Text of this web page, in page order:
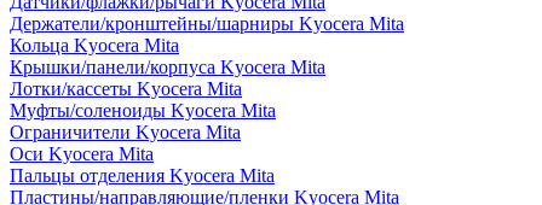
Держатели/кронштейны/шарниры Kyocera Mita
Кольца Kyocera Mita
Крышки/панели/корпуса Kyocera Mita
Лотки/кассеты Kyocera Mita
Муфты/соленоиды Kyocera Mita
Ограничители Kyocera Mita
Оси Kyocera Mita
Пальцы отделения Kyocera Mita
Пластины/направляющие/пленки Kyocera Mita